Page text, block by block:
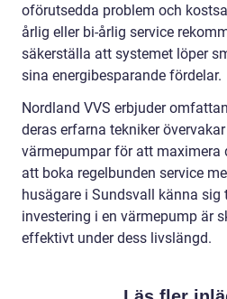
oförutsedda problem och
årlig eller bi-årlig service
säkerställa att systemet löper
sina energibesparande fördelar.
Nordland VVS erbjuder
deras erfarna tekniker
värmepumpar för att maximera
att boka regelbunden service
husägare i Sundsvall känna sig
investering i en värmepump är
effektivt under dess livslängd.